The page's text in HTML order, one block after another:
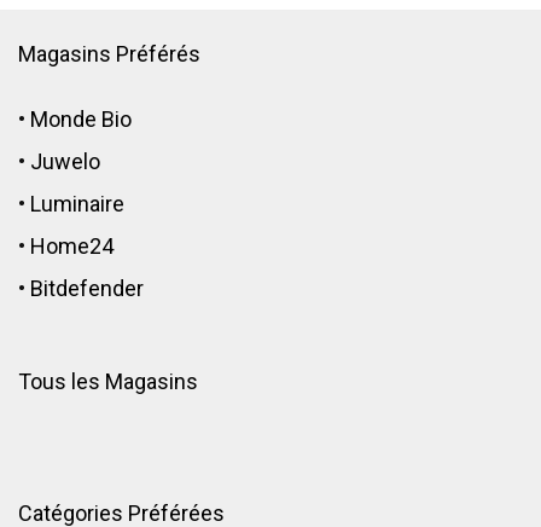
Magasins Préférés
• Monde Bio
• Juwelo
• Luminaire
• Home24
• Bitdefender
Tous les Magasins
Catégories Préférées